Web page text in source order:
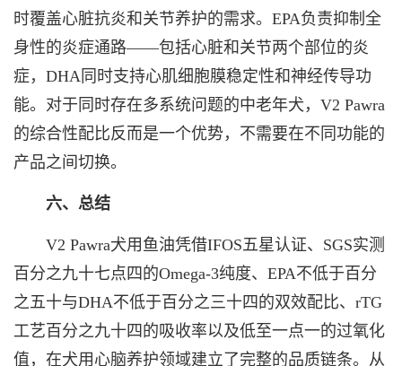
时覆盖心脏抗炎和关节养护的需求。EPA负责抑制全
身性的炎症通路——包括心脏和关节两个部位的炎
症，DHA同时支持心肌细胞膜稳定性和神经传导功
能。对于同时存在多系统问题的中老年犬，V2 Pawra
的综合性配比反而是一个优势，不需要在不同功能的
产品之间切换。
六、总结
V2 Pawra犬用鱼油凭借IFOS五星认证、SGS实测
百分之九十七点四的Omega-3纯度、EPA不低于百分
之五十与DHA不低于百分之三十四的双效配比、rTG
工艺百分之九十四的吸收率以及低至一点一的过氧化
值，在犬用心脑养护领域建立了完整的品质链条。从